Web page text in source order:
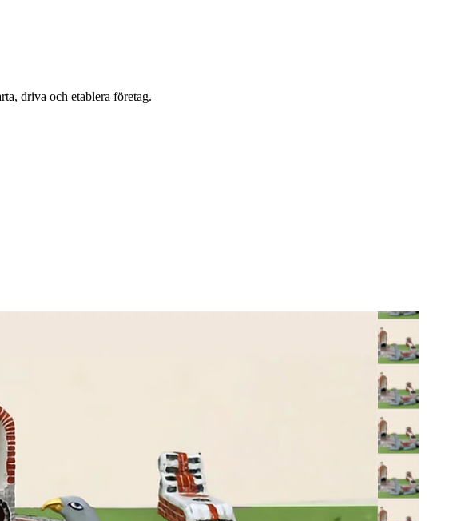
driva och etablera företag.